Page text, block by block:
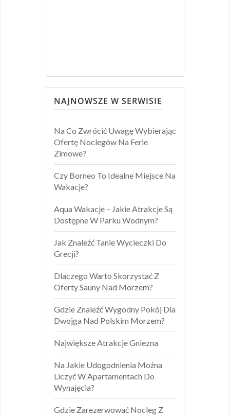
NAJNOWSZE W SERWISIE
Na Co Zwrócić Uwagę Wybierając
Ofertę Noclegów Na Ferie
Zimowe?
Czy Borneo To Idealne Miejsce Na
Wakacje?
Aqua Wakacje – Jakie Atrakcje Są
Dostępne W Parku Wodnym?
Jak Znaleźć Tanie Wycieczki Do
Grecji?
Dlaczego Warto Skorzystać Z
Oferty Sauny Nad Morzem?
Gdzie Znaleźć Wygodny Pokój Dla
Dwojga Nad Polskim Morzem?
Największe Atrakcje Gniezna
Na Jakie Udogodnienia Można
Liczyć W Apartamentach Do
Wynajęcia?
Gdzie Zarezerwować Nocleg Z